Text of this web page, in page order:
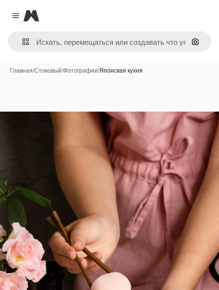
Close menu
Magnific
Поиск
Главная/Стоковый/Фотографии/Японская кухня